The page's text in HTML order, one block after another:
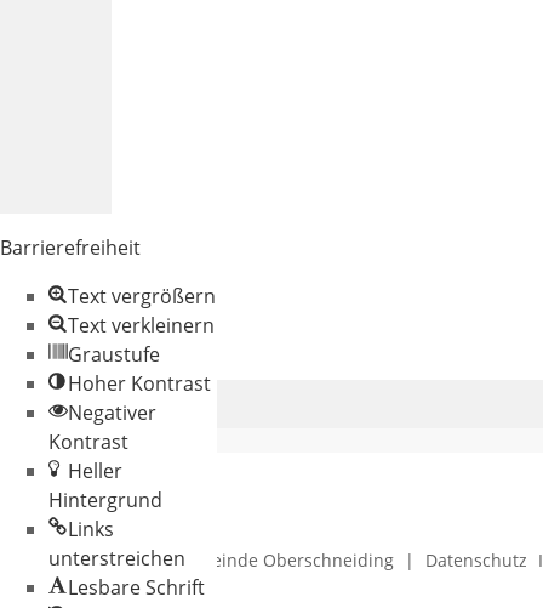
© 2026 Gemeinde Oberschneiding | Datenschutz
Barrierefreiheit
Text vergrößern
Text verkleinern
Graustufe
Hoher Kontrast
Negativer
Kontrast
Heller
Hintergrund
Links
unterstreichen
Lesbare Schrift